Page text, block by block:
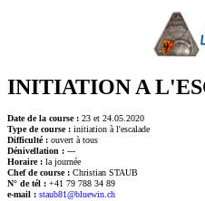
INITIATION A
Date de la course : 23 et 24.05.2020
Type de course : initiation à l'escalade
Difficulté : ouvert à tous
Dénivellation : ---
Horaire : la journée
Chef de course : Christian STAUB
N° de tél : +41 79 788 34 89
e-mail : staub81@bluewin.ch